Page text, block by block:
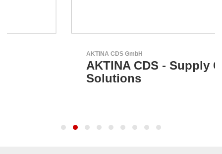
AKTINA CDS GmbH
AKTINA CDS - Supply Chain